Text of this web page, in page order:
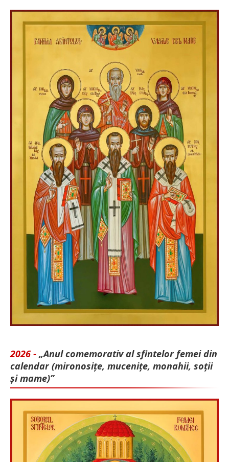
2026 - „Anul comemorativ al sfintelor femei din
calendar (mironosițe, mu­cenițe, monahii, soții
și mame)”